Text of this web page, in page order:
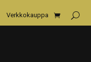
Verkkokauppa